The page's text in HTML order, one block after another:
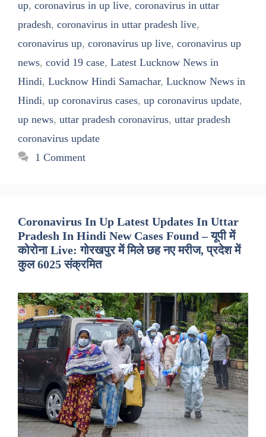
up, coronavirus in up live, coronavirus in uttar
pradesh, coronavirus in uttar pradesh live,
coronavirus up, coronavirus up live, coronavirus up
news, covid 19 case, Latest Lucknow News in
Hindi, Lucknow Hindi Samachar, Lucknow News in
Hindi, up coronavirus cases, up coronavirus update,
up news, uttar pradesh coronavirus, uttar pradesh
coronavirus update
1 Comment
Coronavirus In Up Latest Updates In Uttar
Pradesh In Hindi New Cases Found – यूपी में
कोरोना Live: गोरखपुर में मिले छह नए मरीज, प्रदेश में
कुल 6025 संक्रमित